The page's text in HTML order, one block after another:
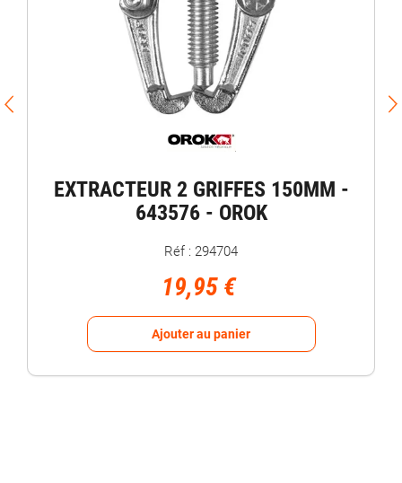
EXTRACTEUR 2 GRIFFES 150MM -
643576 - OROK
Réf : 294704
19,95 €
Ajouter au panier